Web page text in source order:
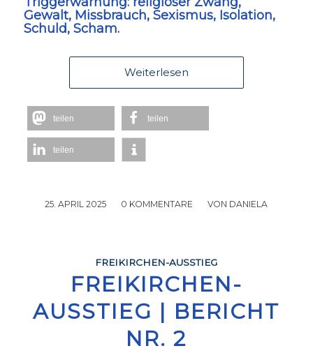
Gewalt, Missbrauch, Sexismus, Isolation,
Schuld, Scham.
Weiterlesen
teilen teilen
teilen
25. APRIL 2025
/ 0 KOMMENTARE
/ VON DANIELA
FREIKIRCHEN-AUSSTIEG
FREIKIRCHEN-
AUSSTIEG | BERICHT
NR. 2